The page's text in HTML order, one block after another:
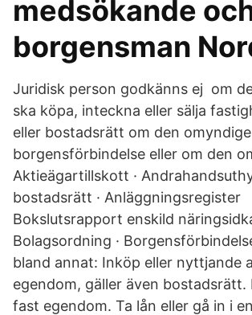
medsökande
borgensman
Juridisk person godkänns ej om
ska köpa, inteckna eller sälja
eller bostadsrätt om den
borgensförbindelse eller om den
Aktieägartillskott ·
bostadsrätt · Anläggningsregister
Bokslutsrapport enskild
Bolagsordning ·
bland annat: Inköp eller nyttjande
egendom, gäller även bostadsrätt.
fast egendom. Ta lån eller gå in i en